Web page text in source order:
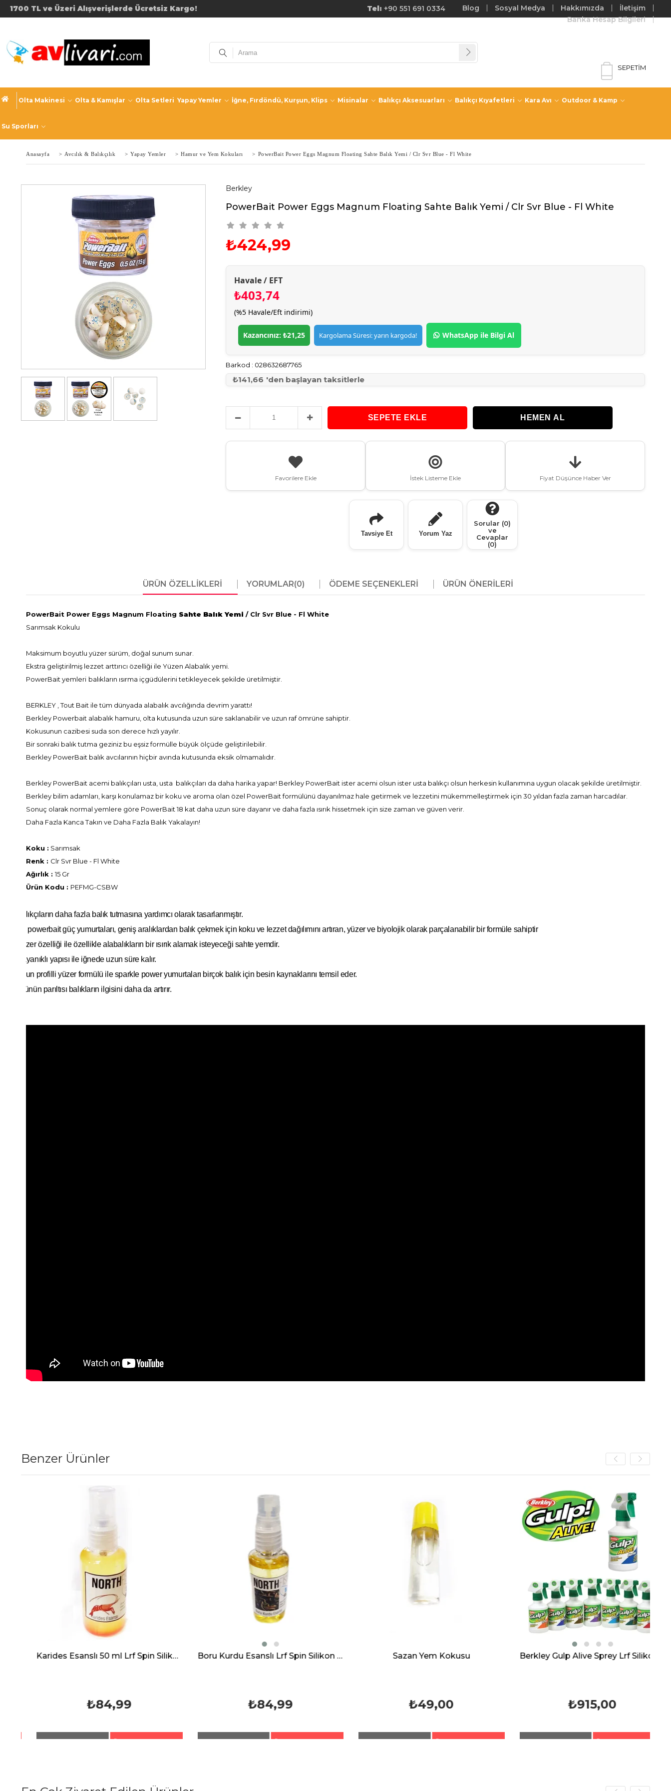
1700 TL ve Üzeri Alışverişlerde Ücretsiz Kargo! Tel: +90 551 691 0334 İletişim
Hakkımızda
Sosyal Medya
Blog
Banka Hesap Bilgileri
SEPETIM
Olta Makinesi Olta & Kamışlar Olta Setleri Yapay Yemler İğne, Fırdöndü, Kurşun, Klips Misinalar Balıkçı Aksesuarları Balıkçı Kıyafetleri Kara Avı Outdoor & Kamp
Su Sporları
Anasayfa > Avcılık & Balıkçılık > Yapay Yemler > Hamur ve Yem Kokuları > PowerBait Power Eggs Magnum Floating Sahte Balık Yemi / Clr Svr Blue - Fl White
Berkley
PowerBait Power Eggs Magnum Floating Sahte Balık Yemi / Clr Svr Blue - Fl White
₺424,99
Havale / EFT
₺403,74
(%5 Havale/Eft indirimi)
Kazancınız: ₺21,25 Kargolama Süresi: yarın kargoda! WhatsApp ile Bilgi Al
Barkod : 028632687765
₺141,66 'den başlayan taksitlerle
Favorilere Ekle İstek Listeme Ekle Fiyat Düşünce Haber Ver
Tavsiye Et Yorum Yaz
Sorular (0)
ve
Cevaplar
(0)
ÜRÜN ÖZELLIKLERI YORUMLAR(0) ÖDEME SEÇENEKLERI ÜRÜN ÖNERILERI
PowerBait Power Eggs Magnum Floating Sahte Balık Yemi / Clr Svr Blue - Fl White
Sarımsak Kokulu
Maksimum boyutlu yüzer sürüm, doğal sunum sunar.
Ekstra geliştirilmiş lezzet arttırıcı özelliği ile Yüzen Alabalık yemi.
PowerBait yemleri balıkların ısırma içgüdülerini tetikleyecek şekilde üretilmiştir.
BERKLEY , Tout Bait ile tüm dünyada alabalık avcılığında devrim yarattı!
Berkley Powerbait alabalık hamuru, olta kutusunda uzun süre saklanabilir ve uzun raf ömrüne sahiptir.
Kokusunun cazibesi suda son derece hızlı yayılır.
Bir sonraki balık tutma geziniz bu eşsiz formülle büyük ölçüde geliştirilebilir.
Berkley PowerBait balık avcılarının hiçbir avında kutusunda eksik olmamalıdır.
Berkley PowerBait acemi balıkçıları usta, usta balıkçıları da daha harika yapar! Berkley PowerBait ister acemi olsun ister usta balıkçı olsun herkesin kullanımına uygun olacak şekilde üretilmiştir.
Berkley bilim adamları, karşı konulamaz bir koku ve aroma olan özel PowerBait formülünü dayanılmaz hale getirmek ve lezzetini mükemmelleştirmek için 30 yıldan fazla zaman harcadılar.
Sonuç olarak normal yemlere göre PowerBait 18 kat daha uzun süre dayanır ve daha fazla ısırık hissetmek için size zaman ve güven verir.
Daha Fazla Kanca Takın ve Daha Fazla Balık Yakalayın!
Koku : Sarımsak
Renk : Clr Svr Blue - Fl White
Ağırlık :15 Gr
Ürün Kodu : PEFMG-CSBW
Balıkçıların daha fazla balık tutmasına yardımcı olarak tasarlanmıştır.
Bu powerbait güç yumurtaları, geniş aralıklardan balık çekmek için koku ve lezzet dağılımını artıran, yüzer ve biyolojik olarak parçalanabilir bir formüle sahiptir
Yüzer özelliği ile özellikle alabalıkların bir ısırık alamak isteyeceği sahte yemdir.
Dayanıklı yapısı ile iğnede uzun süre kalır.
Uzun profilli yüzer formülü ile sparkle power yumurtaları birçok balık için besin kaynaklarını temsil eder.
Ürünün parıltısı balıkların ilgisini daha da artırır.
Benzer Ürünler
₺84,99
Sazan Yem Kokusu
₺49,00 ₺915,00 ₺229,99